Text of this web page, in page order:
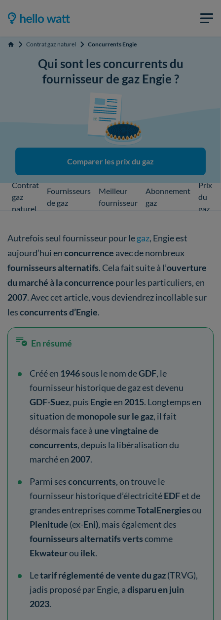
Accueil Contrat gaz naturel Concurrents Engie
Qui sont les concurrents du
fournisseur de gaz Engie ?
Comparer les prix du gaz
Contrat
gaz
naturel
Fournisseurs
de gaz
Meilleur
fournisseur
Abonnement
gaz
Prix
du
gaz
Autrefois seul fournisseur pour legaz, Engie est
aujourd’hui enconcurrence avec de nombreux
fournisseurs alternatifs. Cela fait suite à l’ouverture
du marché à la concurrence pour les particuliers, en
2007. Avec cet article, vous deviendrez incollable sur
lesconcurrents d’Engie.
En résumé
Créé en 1946sous le nom deGDF, le
fournisseur historique de gaz est devenu
GDF-Suez, puis Engieen 2015. Longtemps en
situation demonopole sur le gaz, il fait
désormais face à une vingtaine de
concurrents, depuis la libéralisation du
marché en 2007.
Parmi sesconcurrents, on trouve le
fournisseur historique d’électricitéEDFet de
grandes entreprises commeTotalEnergiesou
Plenitude (ex-Eni), mais également des
fournisseurs alternatifs vertscomme
Ekwateurou ilek.
Letarif réglementé de vente du gaz(TRVG),
jadis proposé par Engie, adisparu en juin
2023.